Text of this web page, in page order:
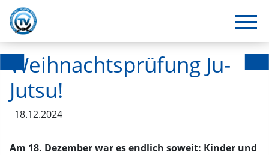
Weihnachtsprüfung Ju-
Jutsu!
18.12.2024
Am 18. Dezember war es endlich soweit: Kinder und